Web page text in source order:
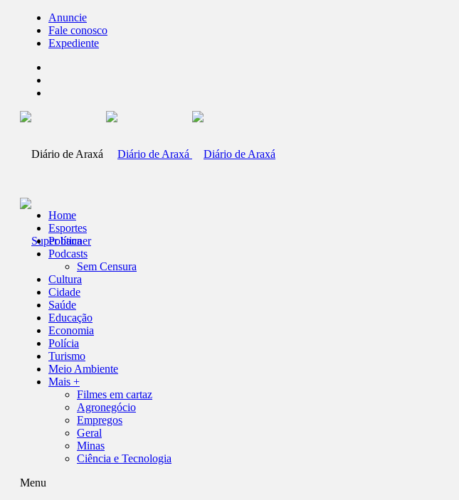
Anuncie
Fale conosco
Expediente
Home
Esportes
Política
Podcasts
Sem Censura
Cultura
Cidade
Saúde
Educação
Economia
Polícia
Turismo
Meio Ambiente
Mais +
Filmes em cartaz
Agronegócio
Empregos
Geral
Minas
Ciência e Tecnologia
Menu